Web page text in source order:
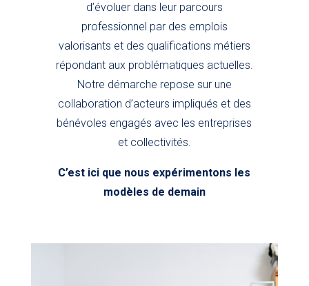
d’évoluer dans leur parcours
professionnel par des emplois
valorisants et des qualifications métiers
répondant aux problématiques actuelles.
Notre démarche repose sur une
collaboration d’acteurs impliqués et des
bénévoles engagés avec les entreprises
et collectivités.
C’est ici que nous expérimentons les
modèles de demain